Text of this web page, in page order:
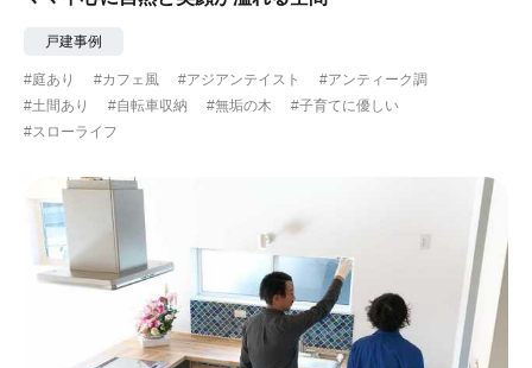
戸建事例
#庭あり #カフェ風 #アジアンテイスト
#アンティーク調
#土間あり
#自転車収納 #無垢の木
#子育てに優しい
#スローライフ